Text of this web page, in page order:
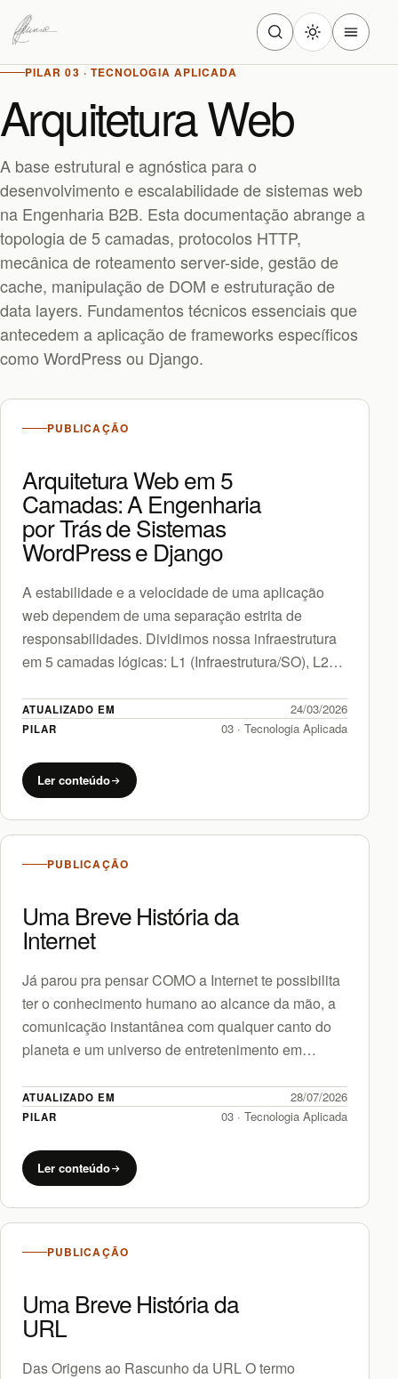
PILAR 03 · TECNOLOGIA APLICADA
Arquitetura Web
A base estrutural e agnóstica para o
desenvolvimento e escalabilidade de sistemas web
na Engenharia B2B. Esta documentação abrange a
topologia de 5 camadas, protocolos HTTP,
mecânica de roteamento server-side, gestão de
cache, manipulação de DOM e estruturação de
data layers. Fundamentos técnicos essenciais que
antecedem a aplicação de frameworks específicos
como WordPress ou Django.
PUBLICAÇÃO
Arquitetura Web em 5
Camadas: A Engenharia
por Trás de Sistemas
WordPress e Django
A estabilidade e a velocidade de uma aplicação
web dependem de uma separação estrita de
responsabilidades. Dividimos nossa infraestrutura
em 5 camadas lógicas: L1 (Infraestrutura/SO), L2
ATUALIZADO EM 24/03/2026
PILAR 03 · Tecnologia Aplicada
Ler conteúdo
PUBLICAÇÃO
Uma Breve História da
Internet
Já parou pra pensar COMO a Internet te possibilita
ter o conhecimento humano ao alcance da mão, a
comunicação instantânea com qualquer canto do
planeta e um universo de entretenimento em
ATUALIZADO EM 28/07/2026
PILAR 03 · Tecnologia Aplicada
Ler conteúdo
PUBLICAÇÃO
Uma Breve História da
URL
Das Origens ao Rascunho da URL O termo